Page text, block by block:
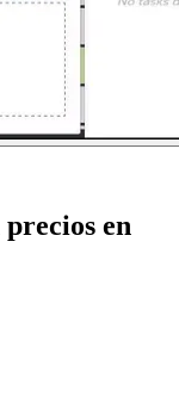
precios en